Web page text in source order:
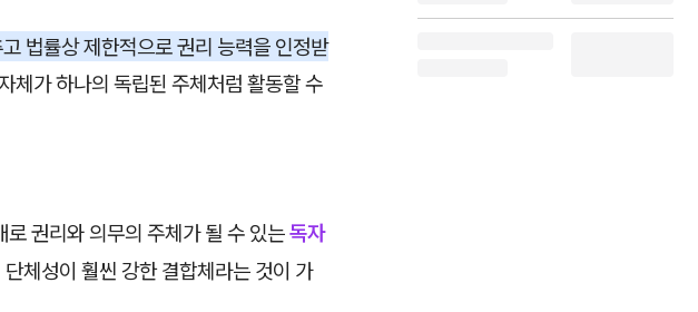
법률상 제한적으로 권리 능력을 인정받
체가 하나의 독립된 주체처럼 활동할 수
권리와 의무의 주체가 될 수 있는독자
체성이 훨씬 강한 결합체라는 것이 가